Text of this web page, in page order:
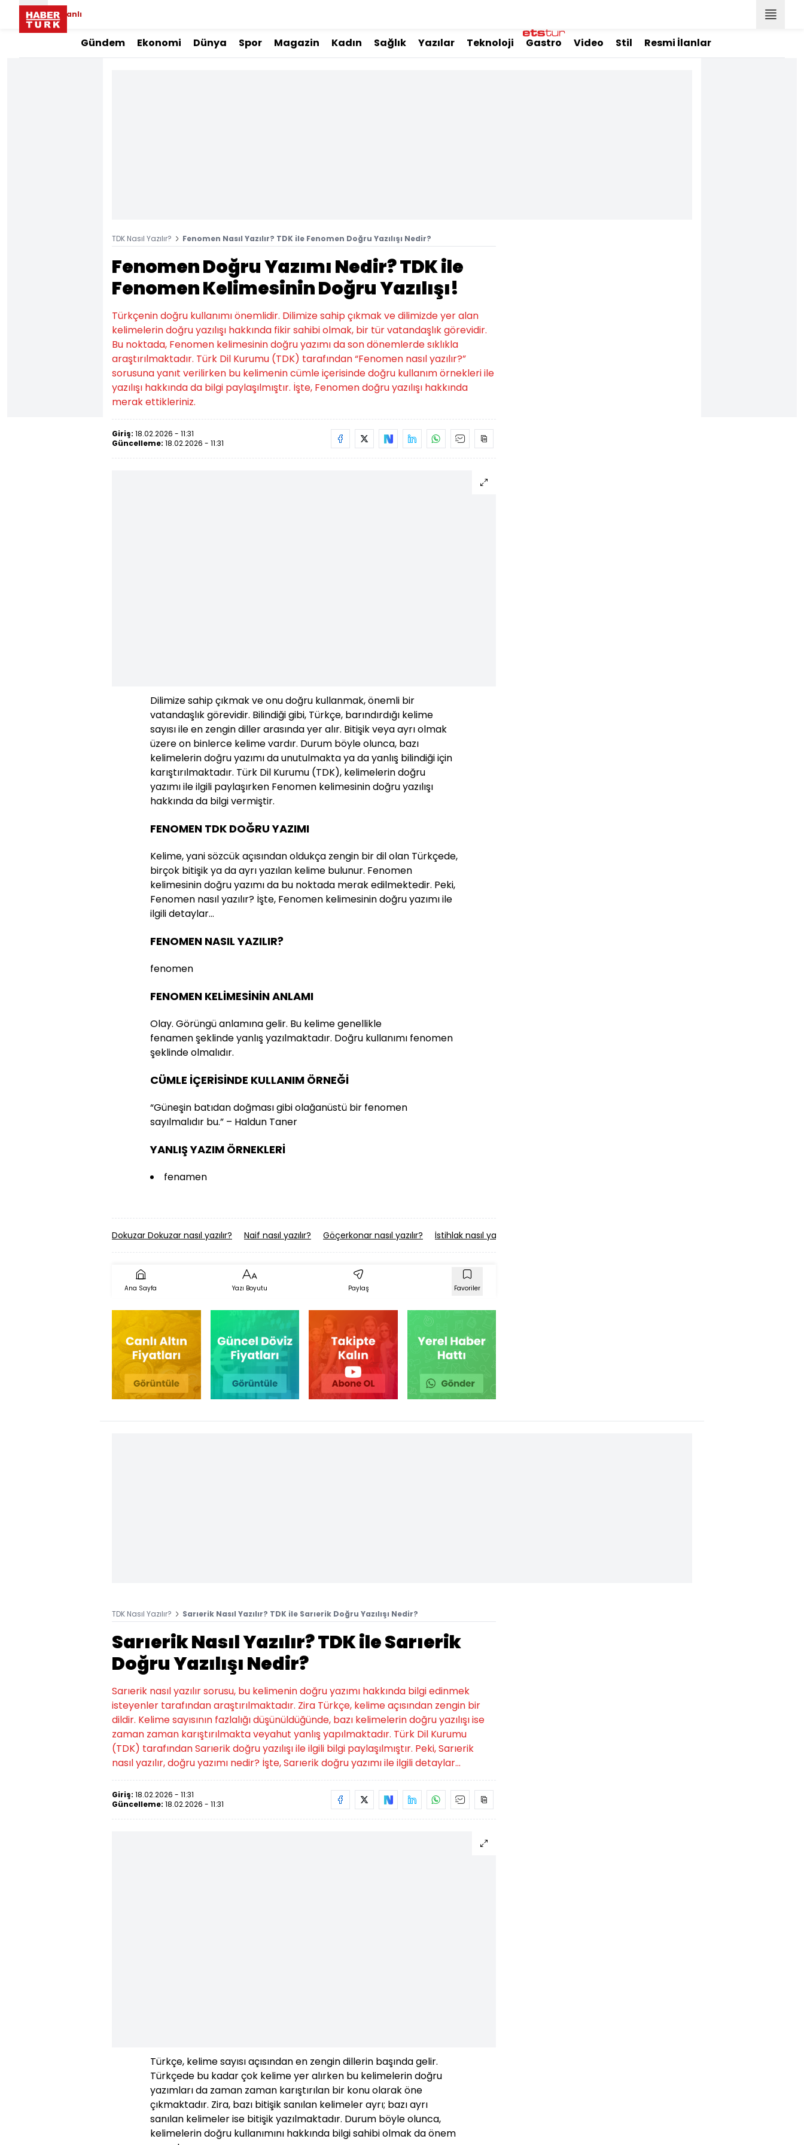
Canlı
Gündem Ekonomi Dünya Spor Magazin Kadın Sağlık Yazılar Teknoloji Gastro Video Stil Resmi İlanlar
TDK Nasıl Yazılır? Fenomen Nasıl Yazılır? TDK ile Fenomen Doğru Yazılışı Nedir?
Fenomen Doğru Yazımı Nedir? TDK ile
Fenomen Kelimesinin Doğru Yazılışı!
Türkçenin doğru kullanımı önemlidir. Dilimize sahip çıkmak ve dilimizde yer alan
kelimelerin doğru yazılışı hakkında fikir sahibi olmak, bir tür vatandaşlık görevidir.
Bu noktada, Fenomen kelimesinin doğru yazımı da son dönemlerde sıklıkla
araştırılmaktadır. Türk Dil Kurumu (TDK) tarafından “Fenomen nasıl yazılır?”
sorusuna yanıt verilirken bu kelimenin cümle içerisinde doğru kullanım örnekleri ile
yazılışı hakkında da bilgi paylaşılmıştır. İşte, Fenomen doğru yazılışı hakkında
merak ettikleriniz.
Giriş: 18.02.2026 - 11:31
Güncelleme: 18.02.2026 - 11:31
Dilimize sahip çıkmak ve onu doğru kullanmak, önemli bir
vatandaşlık görevidir. Bilindiği gibi, Türkçe, barındırdığı kelime
sayısı ile en zengin diller arasında yer alır. Bitişik veya ayrı olmak
üzere on binlerce kelime vardır. Durum böyle olunca, bazı
kelimelerin doğru yazımı da unutulmakta ya da yanlış bilindiği için
karıştırılmaktadır. Türk Dil Kurumu (TDK), kelimelerin doğru
yazımı ile ilgili paylaşırken Fenomen kelimesinin doğru yazılışı
hakkında da bilgi vermiştir.
FENOMEN TDK DOĞRU YAZIMI
Kelime, yani sözcük açısından oldukça zengin bir dil olan Türkçede,
birçok bitişik ya da ayrı yazılan kelime bulunur. Fenomen
kelimesinin doğru yazımı da bu noktada merak edilmektedir. Peki,
Fenomen nasıl yazılır? İşte, Fenomen kelimesinin doğru yazımı ile
ilgili detaylar…
FENOMEN NASIL YAZILIR?
fenomen
FENOMEN KELİMESİNİN ANLAMI
Olay. Görüngü anlamına gelir. Bu kelime genellikle
fenamen şeklinde yanlış yazılmaktadır. Doğru kullanımı fenomen
şeklinde olmalıdır.
CÜMLE İÇERİSİNDE KULLANIM ÖRNEĞİ
“Güneşin batıdan doğması gibi olağanüstü bir fenomen
sayılmalıdır bu.” – Haldun Taner
YANLIŞ YAZIM ÖRNEKLERİ
fenamen
Dokuzar Dokuzar nasıl yazılır? Naif nasıl yazılır? Göçerkonar nasıl yazılır? İstihlak nasıl yazılır?
Ana Sayfa Yazı Boyutu Paylaş Favoriler
TDK Nasıl Yazılır? Sarıerik Nasıl Yazılır? TDK ile Sarıerik Doğru Yazılışı Nedir?
Sarıerik Nasıl Yazılır? TDK ile Sarıerik
Doğru Yazılışı Nedir?
Sarıerik nasıl yazılır sorusu, bu kelimenin doğru yazımı hakkında bilgi edinmek
isteyenler tarafından araştırılmaktadır. Zira Türkçe, kelime açısından zengin bir
dildir. Kelime sayısının fazlalığı düşünüldüğünde, bazı kelimelerin doğru yazılışı ise
zaman zaman karıştırılmakta veyahut yanlış yapılmaktadır. Türk Dil Kurumu
(TDK) tarafından Sarıerik doğru yazılışı ile ilgili bilgi paylaşılmıştır. Peki, Sarıerik
nasıl yazılır, doğru yazımı nedir? İşte, Sarıerik doğru yazımı ile ilgili detaylar...
Giriş: 18.02.2026 - 11:31
Güncelleme: 18.02.2026 - 11:31
Türkçe, kelime sayısı açısından en zengin dillerin başında gelir.
Türkçede bu kadar çok kelime yer alırken bu kelimelerin doğru
yazımları da zaman zaman karıştırılan bir konu olarak öne
çıkmaktadır. Zira, bazı bitişik sanılan kelimeler ayrı; bazı ayrı
sanılan kelimeler ise bitişik yazılmaktadır. Durum böyle olunca,
kelimelerin doğru kullanımını hakkında bilgi sahibi olmak da önem